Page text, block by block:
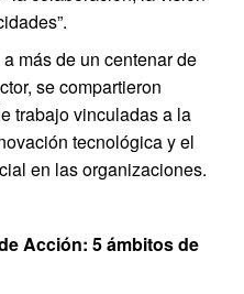
más de un centenar de
se compartieron
trabajo vinculadas a la
tecnológica y el
en las organizaciones.
Acción: 5 ámbitos de